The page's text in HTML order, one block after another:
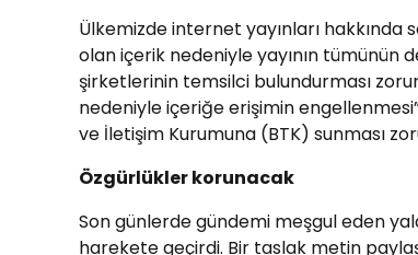
Ülkemizde internet yayınları hakkında
olan içerik nedeniyle yayının tümünün
şirketlerinin temsilci bulundurması
nedeniyle içeriğe erişimin
ve İletişim Kurumuna (BTK) sunması
Özgürlükler korunacak
Son günlerde gündemi meşgul eden
harekete geçirdi. Bir taslak metin